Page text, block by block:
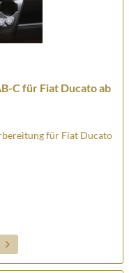
C für Fiat Ducato ab
für Fiat Ducato